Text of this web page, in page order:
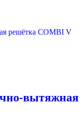
вытяжная